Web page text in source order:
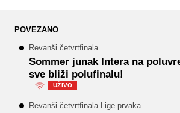
POVEZANO
Revanši četvrtfinala
Sommer junak Intera na
sve bliži polufinalu!
UŽIVO
Revanši četvrtfinala Lige prvaka